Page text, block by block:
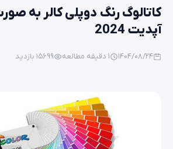
کاتالوگ رنگ دوپلی کالر به
آپدیت 2024
۱۴۰۴/۰۸/۲۴ ۱ دقیقه مطالعه ۱۵۶۹۹ بازدید